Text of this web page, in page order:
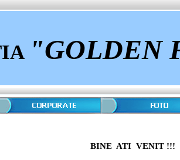
BINE ATI VENIT !!!
"GOLDEN